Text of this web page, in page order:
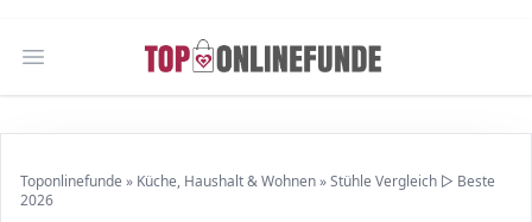
Open main menu
Toponlinefunde » Küche, Haushalt & Wohnen»Stühle Vergleich ▷ Beste
2026